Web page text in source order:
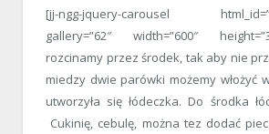
[jj-ngg-jquery-carousel
gallery=”62″ width=”600″
rozcinamy przez środek, tak aby nie
miedzy dwie parówki możemy włożyć
utworzyła się łódeczka. Do środka
Cukinię, cebulę, można tez dodać